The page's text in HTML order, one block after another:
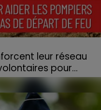
leur réseau
pour...
et aux risques de
des Vosges a
pour venir en